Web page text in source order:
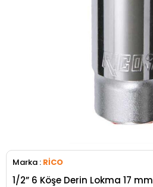
Marka : RİCO
1/2” 6 Köşe Derin Lokma 17 mm